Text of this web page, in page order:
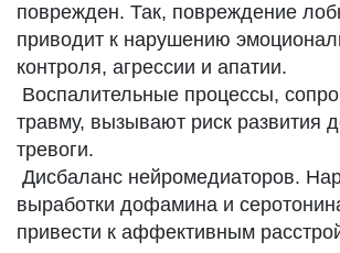
поврежден. Так, повреждение
приводит к нарушению
контроля, агрессии и апатии.
Воспалительные процессы,
травму, вызывают риск развития
тревоги.
Дисбаланс нейромедиаторов.
выработки дофамина и
привести к аффективным